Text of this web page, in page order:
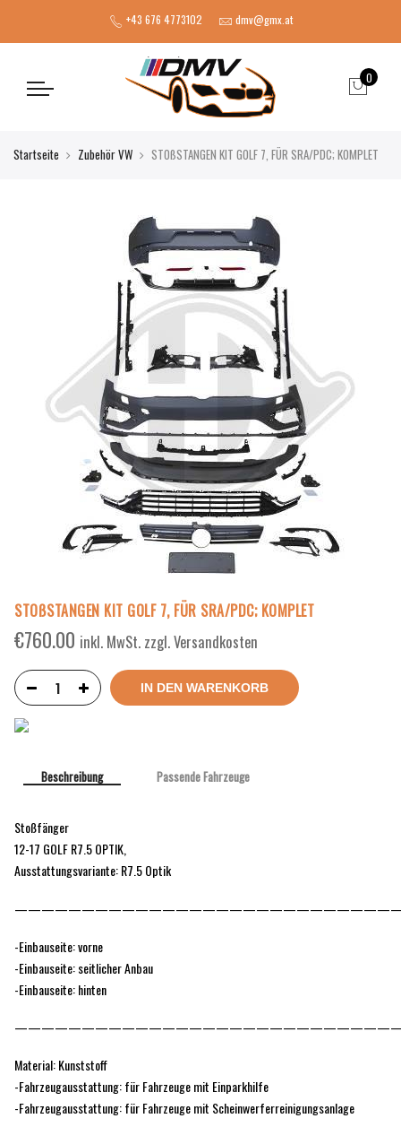
+43 676 4773102 dmv@gmx.at
0
Startseite Zubehör VW STOßSTANGEN KIT GOLF 7, FÜR SRA/PDC; KOMPLET
STOßSTANGEN KIT GOLF 7, FÜR SRA/PDC; KOMPLET
€760.00 inkl. MwSt. zzgl. Versandkosten
IN DEN WARENKORB
Beschreibung Passende Fahrzeuge
Stoßfänger
12-17 GOLF R7.5 OPTIK,
Ausstattungsvariante: R7.5 Optik
-Einbauseite: vorne
-Einbauseite: seitlicher Anbau
-Einbauseite: hinten
Material: Kunststoff
-Fahrzeugausstattung: für Fahrzeuge mit Einparkhilfe
-Fahrzeugausstattung: für Fahrzeuge mit Scheinwerferreinigungsanlage